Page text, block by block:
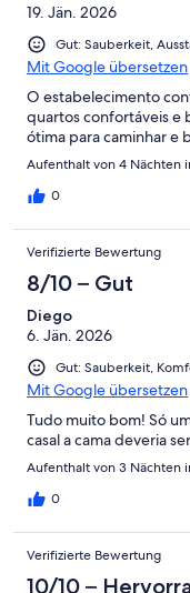
19. Jän. 2026
Gut: Sauberkeit,
Mit Google übersetzen
O estabelecimento
quartos confortáveis e
ótima para caminhar e
Aufenthalt von 4 Nächten
0
Verifizierte Bewertung
8/10 – Gut
Diego
6. Jän. 2026
Gut: Sauberkeit,
Mit Google übersetzen
Tudo muito bom! Só
casal a cama deveria
Aufenthalt von 3 Nächten
0
Verifizierte Bewertung
10/10 –